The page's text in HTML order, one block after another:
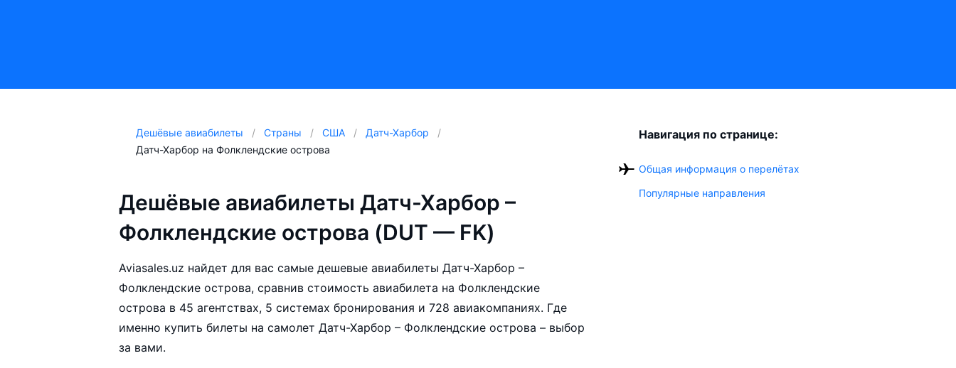
Дешёвые авиабилеты Страны США
Датч-Харбор
Датч-Харбор на Фолклендские острова
Дешёвые авиабилеты Датч-Харбор –
Фолклендские острова (DUT — FK)
Aviasales.uz найдет для вас самые дешевые авиабилеты Датч-Харбор –
Фолклендские острова, сравнив стоимость авиабилета на Фолклендские
острова в 45 агентствах, 5 системах бронирования и 728 авиакомпаниях. Где
именно купить билеты на самолет Датч-Харбор – Фолклендские острова – выбор
за вами.
Навигация по странице:
Общая информация о перелётах
Популярные направления